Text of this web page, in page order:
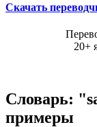
Скачать
20+
Словарь:
примеры